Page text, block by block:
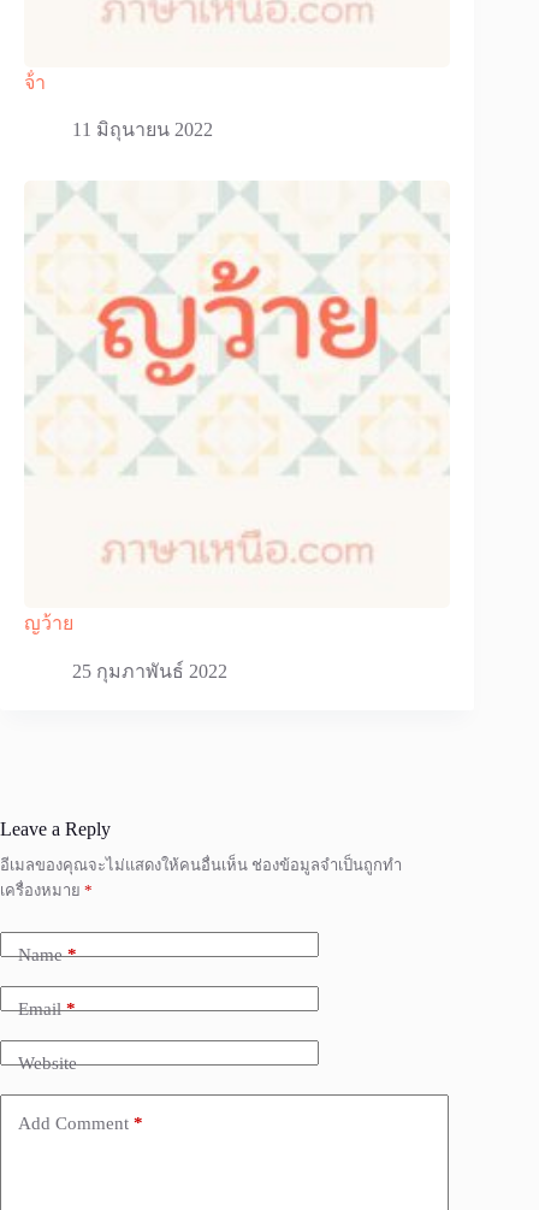
จ้ํา
11 มิถุนายน 2022
ญว้าย
25 กุมภาพันธ์ 2022
Leave a Reply
อีเมลของคุณจะไม่แสดงให้คนอื่นเห็น ช่องข้อมูลจำเป็นถูกทำ
เครื่องหมาย *
Name*
Email*
Website
Add Comment *